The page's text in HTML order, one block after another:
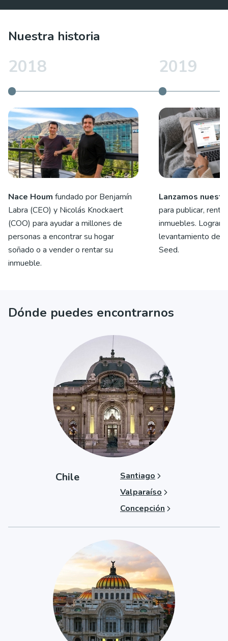
Nuestra historia
2018
Nace Houm fundado por Benjamín
Labra (CEO) y Nicolás Knockaert
(COO) para ayudar a millones de
personas a encontrar su hogar
soñado o a vender o rentar su
inmueble.
2019
Lanzamos
para publicar,
inmuebles.
levantamiento de
Seed.
Dónde puedes encontrarnos
Chile
Santiago
Valparaíso
Concepción